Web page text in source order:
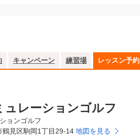
キャンペーン 練習場 レッスン予約
ュレーションゴルフ
ョンゴルフ
鶴見区駒岡1丁目29-14 地図を見る